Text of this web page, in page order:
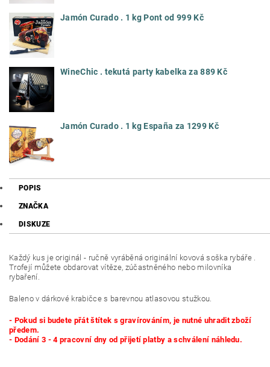
Jamón Curado . 1 kg Pont od 999 Kč
WineChic . tekutá party kabelka za 889 Kč
Jamón Curado . 1 kg España za 1299 Kč
POPIS
ZNAČKA
DISKUZE
Každý kus je originál - ručně vyráběná originální kovová soška rybáře .
Trofejí můžete obdarovat vítěze, zúčastněného nebo milovníka
rybaření.
Baleno v dárkové krabičce s barevnou atlasovou stužkou.
- Pokud si budete přát štítek s gravírováním, je nutné uhradit zboží
předem.
- Dodání 3 - 4 pracovní dny od přijetí platby a schválení náhledu.